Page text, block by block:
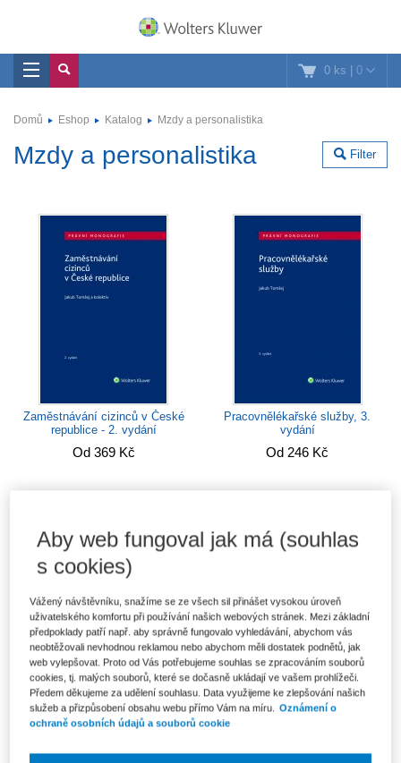
0 ks | 0
Domů Eshop Katalog Mzdy a personalistika
Filter
Mzdy a personalistika
Zaměstnávání cizinců v České
republice - 2. vydání
Od 369 Kč
Pracovnělékařské služby, 3.
vydání
Od 246 Kč
Zaměstnanecké participativní
modely
Sdílená ekonomika tři roky poté
- závěry a perspektivy
Aby web fungoval jak má (souhlas
s cookies)
Vážený návštěvníku, snažíme se ze všech sil přinášet vysokou úroveň
uživatelského komfortu při používání našich webových stránek. Mezi základní
předpoklady patří např. aby správně fungovalo vyhledávání, abychom vás
neobtěžovali nevhodnou reklamou nebo abychom měli dostatek podnětů, jak
web vylepšovat. Proto od Vás potřebujeme souhlas se zpracováním souborů
cookies, tj. malých souborů, které se dočasně ukládají ve vašem prohlížeči.
Předem děkujeme za udělení souhlasu. Data využijeme ke zlepšování našich
služeb a přizpůsobení obsahu webu přímo Vám na míru.
Oznámení o
ochraně osobních údajů a souborů cookie